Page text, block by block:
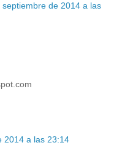
septiembre de 2014 a las
2014 a las 23:14